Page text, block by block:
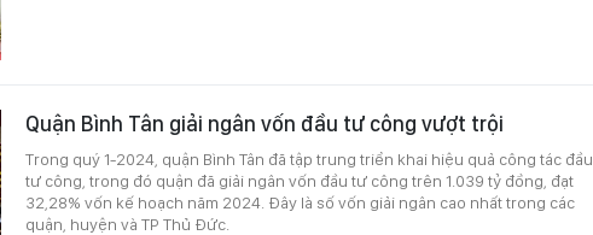
Quận Bình Tân giải ngân vốn đầu tư công vượt trội
Trong quý 1-2024, quận Bình Tân đã tập trung triển khai hiệu quả công tác đầu
tư công, trong đó quận đã giải ngân vốn đầu tư công trên 1.039 tỷ đồng, đạt
32,28% vốn kế hoạch năm 2024. Đây là số vốn giải ngân cao nhất trong các
quận, huyện và TP Thủ Đức.